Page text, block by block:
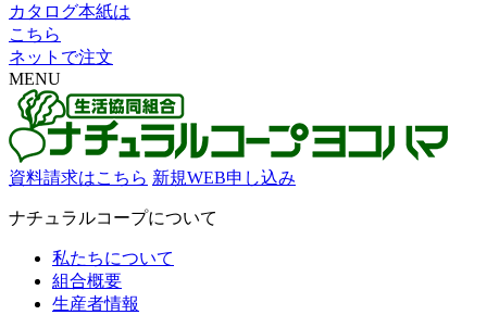
カタログ本紙は
こちら
ネットで注文
MENU
資料請求はこちら 新規WEB申し込み
ナチュラルコープについて
私たちについて
組合概要
生産者情報